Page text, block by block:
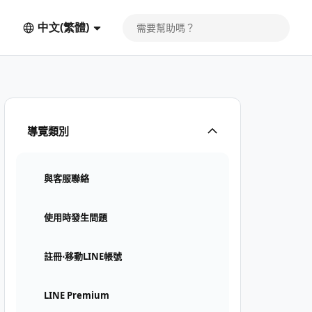
中文(繁體)
導覽類別
與客服聯絡
使用時發生問題
註冊⋅移動LINE帳號
LINE Premium